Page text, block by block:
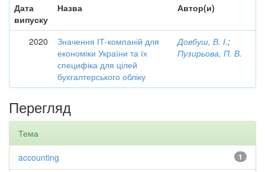
Дата
випуску
Назва Автор(и)
2020
Значення ІТ-компаній для
економіки України та їх
специфіка для цілей
бухгалтерського обліку
Довбуш, В. І.;
Пузирьова, П. В.
Перегляд
Тема
1
accounting